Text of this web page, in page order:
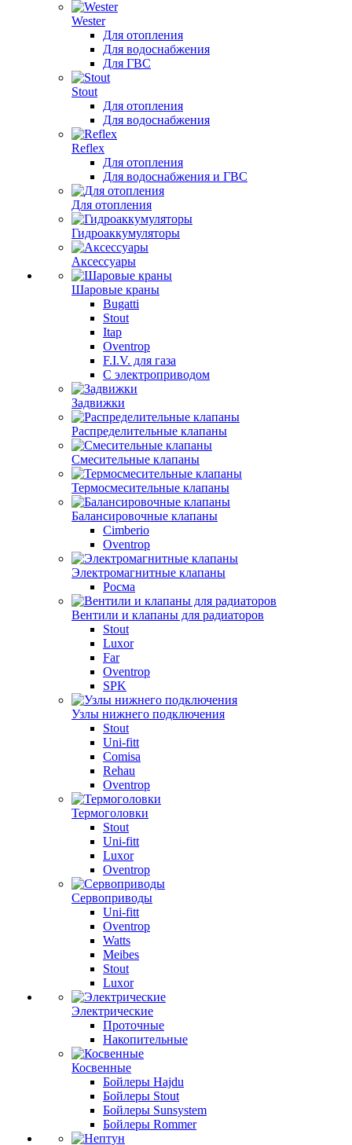
Wester
Для отопления
Для водоснабжения
Для ГВС
Stout
Для отопления
Для водоснабжения
Reflex
Для отопления
Для водоснабжения и ГВС
Для отопления
Гидроаккумуляторы
Аксессуары
Шаровые краны
Bugatti
Stout
Itap
Oventrop
F.I.V. для газа
С электроприводом
Задвижки
Распределительные клапаны
Cмесительные клапаны
Термосмесительные клапаны
Балансировочные клапаны
Cimberio
Oventrop
Электромагнитные клапаны
Росма
Вентили и клапаны для радиаторов
Stout
Luxor
Far
Oventrop
SPK
Узлы нижнего подключения
Stout
Uni-fitt
Comisa
Rehau
Oventrop
Термоголовки
Stout
Uni-fitt
Luxor
Oventrop
Сервоприводы
Uni-fitt
Oventrop
Watts
Meibes
Stout
Luxor
Электрические
Проточные
Накопительные
Косвенные
Бойлеры Hajdu
Бойлеры Stout
Бойлеры Sunsystem
Бойлеры Rommer